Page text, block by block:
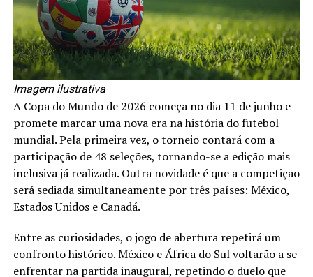
Imagem ilustrativa
A Copa do Mundo de 2026 começa no dia 11 de junho e
promete marcar uma nova era na história do futebol
mundial. Pela primeira vez, o torneio contará com a
participação de 48 seleções, tornando-se a edição mais
inclusiva já realizada. Outra novidade é que a competição
será sediada simultaneamente por três países: México,
Estados Unidos e Canadá.
Entre as curiosidades, o jogo de abertura repetirá um
confronto histórico. México e África do Sul voltarão a se
enfrentar na partida inaugural, repetindo o duelo que